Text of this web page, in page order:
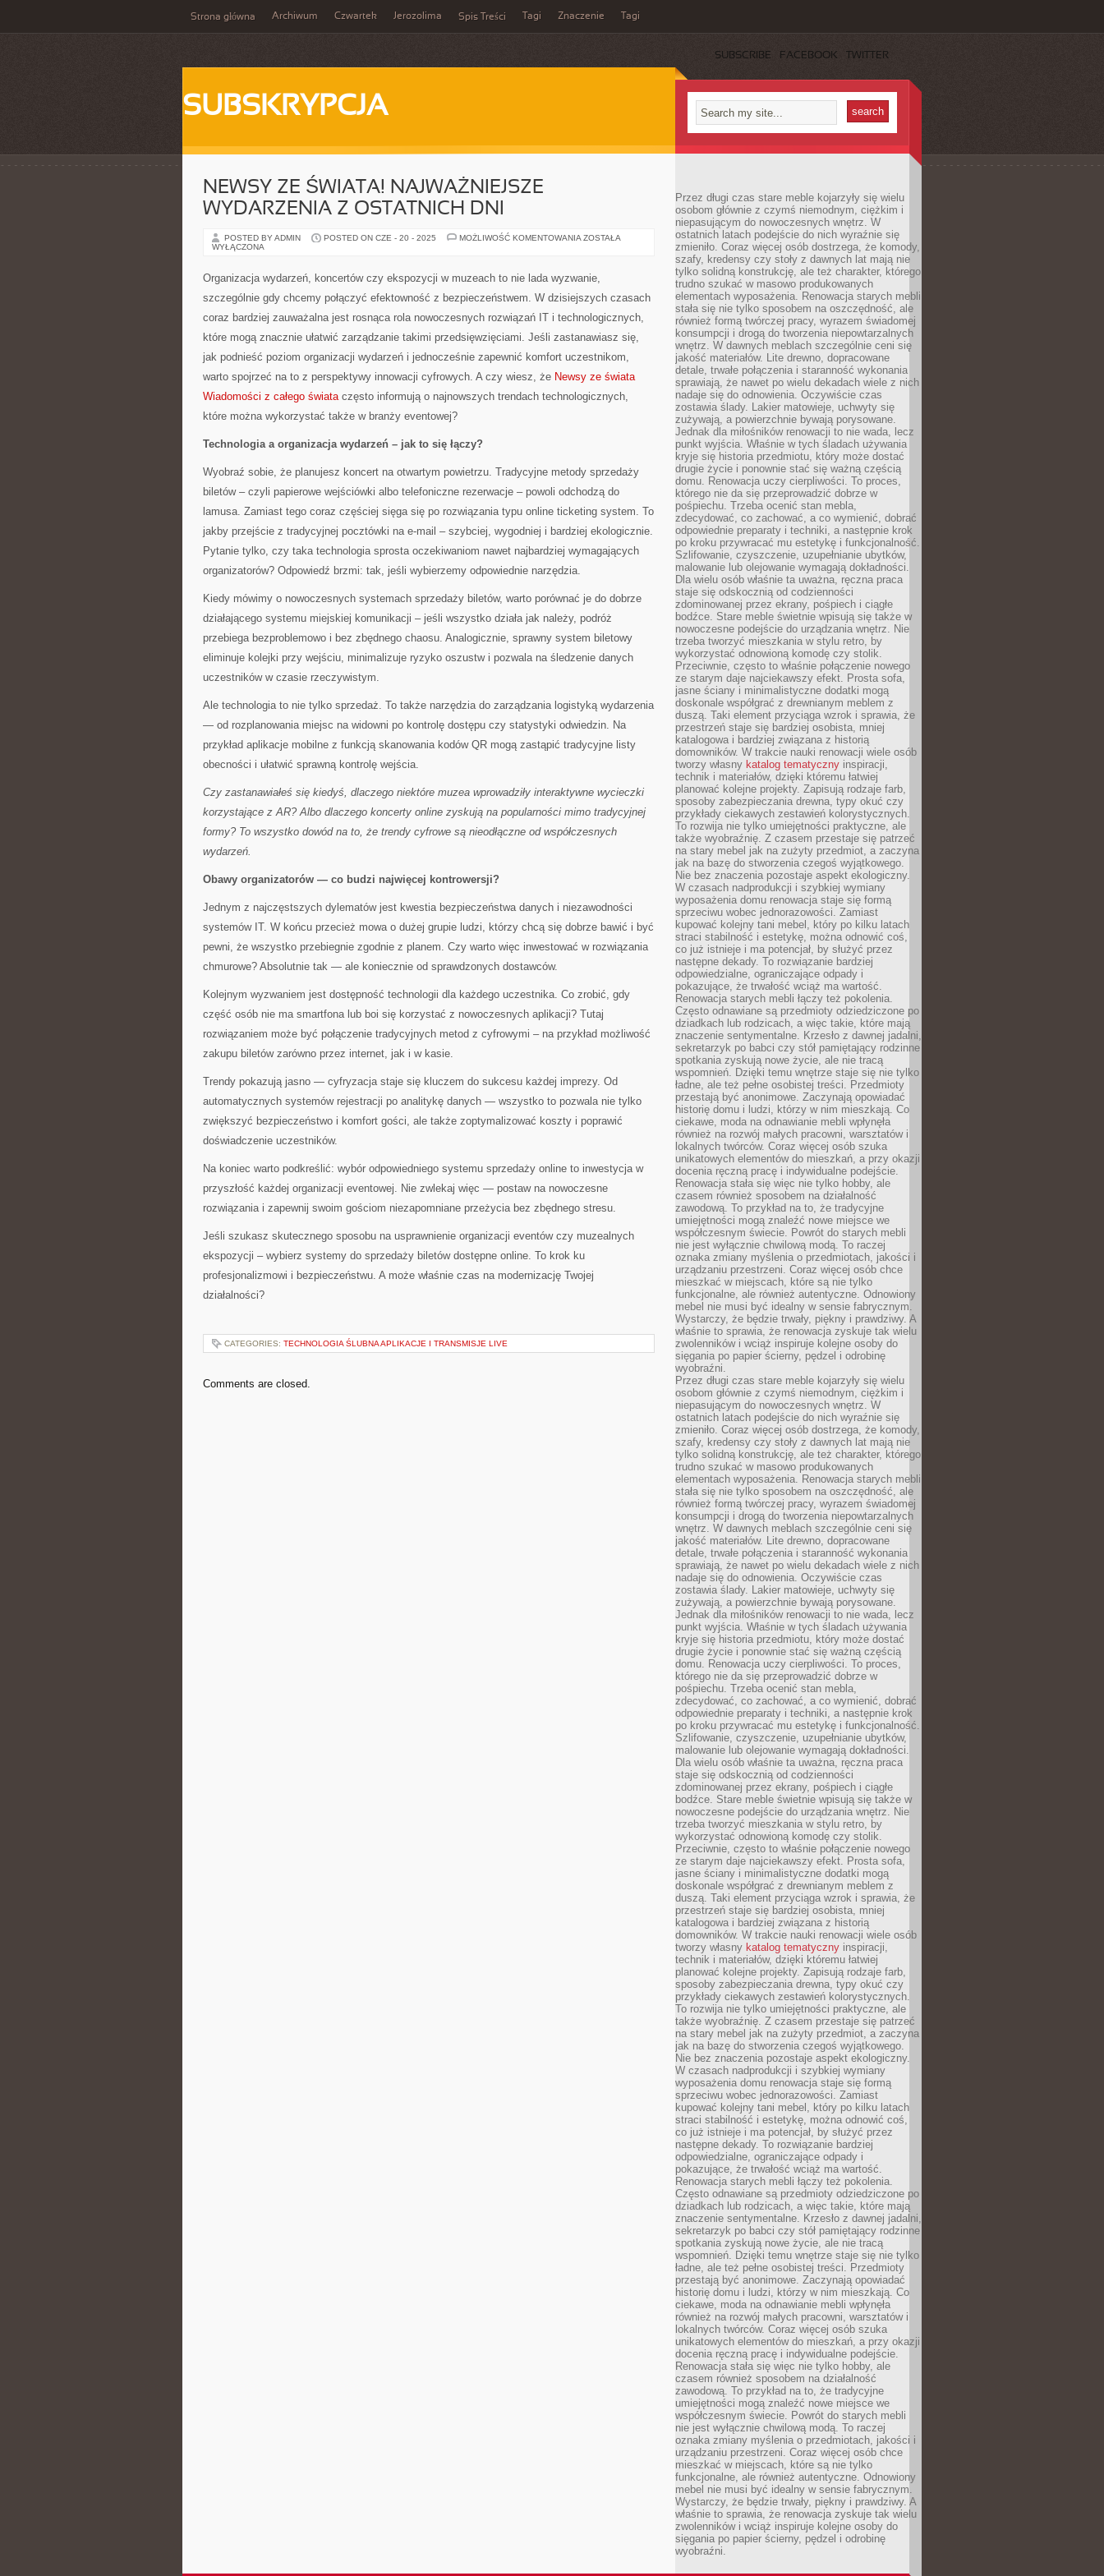
Strona główna Archiwum Czwartek Jerozolima Spis Treści Tagi Znaczenie Tagi
SUBSCRIBE FACEBOOK TWITTER
SUBSKRYPCJA
NEWSY ZE ŚWIATA! NAJWAŻNIEJSZE
WYDARZENIA Z OSTATNICH DNI
POSTED BY ADMIN POSTED ON CZE - 20 - 2025 MOŻLIWOŚĆ KOMENTOWANIA NEWSY
WYDARZENIA
Z
DNI
ZOSTAŁA
WYŁĄCZONA
Organizacja wydarzeń, koncertów czy ekspozycji w muzeach to nie lada wyzwanie,
szczególnie gdy chcemy połączyć efektowność z bezpieczeństwem. W dzisiejszych czasach
coraz bardziej zauważalna jest rosnąca rola nowoczesnych rozwiązań IT i technologicznych,
które mogą znacznie ułatwić zarządzanie takimi przedsięwzięciami. Jeśli zastanawiasz się,
jak podnieść poziom organizacji wydarzeń i jednocześnie zapewnić komfort uczestnikom,
warto spojrzeć na to z perspektywy innowacji cyfrowych. A czy wiesz, że Newsy ze świata
Wiadomości z całego świataczęsto informują o najnowszych trendach technologicznych,
które można wykorzystać także w branży eventowej?
Technologia a organizacja wydarzeń – jak to się łączy?
Wyobraź sobie, że planujesz koncert na otwartym powietrzu. Tradycyjne metody sprzedaży
biletów – czyli papierowe wejściówki albo telefoniczne rezerwacje – powoli odchodzą do
lamusa. Zamiast tego coraz częściej sięga się po rozwiązania typu online ticketing system. To
jakby przejście z tradycyjnej pocztówki na e-mail – szybciej, wygodniej i bardziej ekologicznie.
Pytanie tylko, czy taka technologia sprosta oczekiwaniom nawet najbardziej wymagających
organizatorów? Odpowiedź brzmi: tak, jeśli wybierzemy odpowiednie narzędzia.
Kiedy mówimy o nowoczesnych systemach sprzedaży biletów, warto porównać je do dobrze
działającego systemu miejskiej komunikacji – jeśli wszystko działa jak należy, podróż
przebiega bezproblemowo i bez zbędnego chaosu. Analogicznie, sprawny system biletowy
eliminuje kolejki przy wejściu, minimalizuje ryzyko oszustw i pozwala na śledzenie danych
uczestników w czasie rzeczywistym.
Ale technologia to nie tylko sprzedaż. To także narzędzia do zarządzania logistyką wydarzenia
— od rozplanowania miejsc na widowni po kontrolę dostępu czy statystyki odwiedzin. Na
przykład aplikacje mobilne z funkcją skanowania kodów QR mogą zastąpić tradycyjne listy
obecności i ułatwić sprawną kontrolę wejścia.
Czy zastanawiałeś się kiedyś, dlaczego niektóre muzea wprowadziły interaktywne wycieczki
korzystające z AR? Albo dlaczego koncerty online zyskują na popularności mimo tradycyjnej
formy? To wszystko dowód na to, że trendy cyfrowe są nieodłączne od współczesnych
wydarzeń.
Obawy organizatorów — co budzi najwięcej kontrowersji?
Jednym z najczęstszych dylematów jest kwestia bezpieczeństwa danych i niezawodności
systemów IT. W końcu przecież mowa o dużej grupie ludzi, którzy chcą się dobrze bawić i być
pewni, że wszystko przebiegnie zgodnie z planem. Czy warto więc inwestować w rozwiązania
chmurowe? Absolutnie tak — ale koniecznie od sprawdzonych dostawców.
Kolejnym wyzwaniem jest dostępność technologii dla każdego uczestnika. Co zrobić, gdy
część osób nie ma smartfona lub boi się korzystać z nowoczesnych aplikacji? Tutaj
rozwiązaniem może być połączenie tradycyjnych metod z cyfrowymi – na przykład możliwość
zakupu biletów zarówno przez internet, jak i w kasie.
Trendy pokazują jasno — cyfryzacja staje się kluczem do sukcesu każdej imprezy. Od
automatycznych systemów rejestracji po analitykę danych — wszystko to pozwala nie tylko
zwiększyć bezpieczeństwo i komfort gości, ale także zoptymalizować koszty i poprawić
doświadczenie uczestników.
Na koniec warto podkreślić: wybór odpowiedniego systemu sprzedaży online to inwestycja w
przyszłość każdej organizacji eventowej. Nie zwlekaj więc — postaw na nowoczesne
rozwiązania i zapewnij swoim gościom niezapomniane przeżycia bez zbędnego stresu.
Jeśli szukasz skutecznego sposobu na usprawnienie organizacji eventów czy muzealnych
ekspozycji – wybierz systemy do sprzedaży biletów dostępne online. To krok ku
profesjonalizmowi i bezpieczeństwu. A może właśnie czas na modernizację Twojej
działalności?
CATEGORIES: TECHNOLOGIA ŚLUBNA APLIKACJE I TRANSMISJE LIVE
Comments are closed.
Przez długi czas stare meble kojarzyły się wielu
osobom głównie z czymś niemodnym, ciężkim i
niepasującym do nowoczesnych wnętrz. W
ostatnich latach podejście do nich wyraźnie się
zmieniło. Coraz więcej osób dostrzega, że komody,
szafy, kredensy czy stoły z dawnych lat mają nie
tylko solidną konstrukcję, ale też charakter, którego
trudno szukać w masowo produkowanych
elementach wyposażenia. Renowacja starych mebli
stała się nie tylko sposobem na oszczędność, ale
również formą twórczej pracy, wyrazem świadomej
konsumpcji i drogą do tworzenia niepowtarzalnych
wnętrz. W dawnych meblach szczególnie ceni się
jakość materiałów. Lite drewno, dopracowane
detale, trwałe połączenia i staranność wykonania
sprawiają, że nawet po wielu dekadach wiele z nich
nadaje się do odnowienia. Oczywiście czas
zostawia ślady. Lakier matowieje, uchwyty się
zużywają, a powierzchnie bywają porysowane.
Jednak dla miłośników renowacji to nie wada, lecz
punkt wyjścia. Właśnie w tych śladach używania
kryje się historia przedmiotu, który może dostać
drugie życie i ponownie stać się ważną częścią
domu. Renowacja uczy cierpliwości. To proces,
którego nie da się przeprowadzić dobrze w
pośpiechu. Trzeba ocenić stan mebla,
zdecydować, co zachować, a co wymienić, dobrać
odpowiednie preparaty i techniki, a następnie krok
po kroku przywracać mu estetykę i funkcjonalność.
Szlifowanie, czyszczenie, uzupełnianie ubytków,
malowanie lub olejowanie wymagają dokładności.
Dla wielu osób właśnie ta uważna, ręczna praca
staje się odskocznią od codzienności
zdominowanej przez ekrany, pośpiech i ciągłe
bodźce. Stare meble świetnie wpisują się także w
nowoczesne podejście do urządzania wnętrz. Nie
trzeba tworzyć mieszkania w stylu retro, by
wykorzystać odnowioną komodę czy stolik.
Przeciwnie, często to właśnie połączenie nowego
ze starym daje najciekawszy efekt. Prosta sofa,
jasne ściany i minimalistyczne dodatki mogą
doskonale współgrać z drewnianym meblem z
duszą. Taki element przyciąga wzrok i sprawia, że
przestrzeń staje się bardziej osobista, mniej
katalogowa i bardziej związana z historią
domowników. W trakcie nauki renowacji wiele osób
tworzy własny katalog tematyczny inspiracji,
technik i materiałów, dzięki któremu łatwiej
planować kolejne projekty. Zapisują rodzaje farb,
sposoby zabezpieczania drewna, typy okuć czy
przykłady ciekawych zestawień kolorystycznych.
To rozwija nie tylko umiejętności praktyczne, ale
także wyobraźnię. Z czasem przestaje się patrzeć
na stary mebel jak na zużyty przedmiot, a zaczyna
jak na bazę do stworzenia czegoś wyjątkowego.
Nie bez znaczenia pozostaje aspekt ekologiczny.
W czasach nadprodukcji i szybkiej wymiany
wyposażenia domu renowacja staje się formą
sprzeciwu wobec jednorazowości. Zamiast
kupować kolejny tani mebel, który po kilku latach
straci stabilność i estetykę, można odnowić coś,
co już istnieje i ma potencjał, by służyć przez
następne dekady. To rozwiązanie bardziej
odpowiedzialne, ograniczające odpady i
pokazujące, że trwałość wciąż ma wartość.
Renowacja starych mebli łączy też pokolenia.
Często odnawiane są przedmioty odziedziczone po
dziadkach lub rodzicach, a więc takie, które mają
znaczenie sentymentalne. Krzesło z dawnej jadalni,
sekretarzyk po babci czy stół pamiętający rodzinne
spotkania zyskują nowe życie, ale nie tracą
wspomnień. Dzięki temu wnętrze staje się nie tylko
ładne, ale też pełne osobistej treści. Przedmioty
przestają być anonimowe. Zaczynają opowiadać
historię domu i ludzi, którzy w nim mieszkają. Co
ciekawe, moda na odnawianie mebli wpłynęła
również na rozwój małych pracowni, warsztatów i
lokalnych twórców. Coraz więcej osób szuka
unikatowych elementów do mieszkań, a przy okazji
docenia ręczną pracę i indywidualne podejście.
Renowacja stała się więc nie tylko hobby, ale
czasem również sposobem na działalność
zawodową. To przykład na to, że tradycyjne
umiejętności mogą znaleźć nowe miejsce we
współczesnym świecie. Powrót do starych mebli
nie jest wyłącznie chwilową modą. To raczej
oznaka zmiany myślenia o przedmiotach, jakości i
urządzaniu przestrzeni. Coraz więcej osób chce
mieszkać w miejscach, które są nie tylko
funkcjonalne, ale również autentyczne. Odnowiony
mebel nie musi być idealny w sensie fabrycznym.
Wystarczy, że będzie trwały, piękny i prawdziwy. A
właśnie to sprawia, że renowacja zyskuje tak wielu
zwolenników i wciąż inspiruje kolejne osoby do
sięgania po papier ścierny, pędzel i odrobinę
wyobraźni.
Przez długi czas stare meble kojarzyły się wielu
osobom głównie z czymś niemodnym, ciężkim i
niepasującym do nowoczesnych wnętrz. W
ostatnich latach podejście do nich wyraźnie się
zmieniło. Coraz więcej osób dostrzega, że komody,
szafy, kredensy czy stoły z dawnych lat mają nie
tylko solidną konstrukcję, ale też charakter, którego
trudno szukać w masowo produkowanych
elementach wyposażenia. Renowacja starych mebli
stała się nie tylko sposobem na oszczędność, ale
również formą twórczej pracy, wyrazem świadomej
konsumpcji i drogą do tworzenia niepowtarzalnych
wnętrz. W dawnych meblach szczególnie ceni się
jakość materiałów. Lite drewno, dopracowane
detale, trwałe połączenia i staranność wykonania
sprawiają, że nawet po wielu dekadach wiele z nich
nadaje się do odnowienia. Oczywiście czas
zostawia ślady. Lakier matowieje, uchwyty się
zużywają, a powierzchnie bywają porysowane.
Jednak dla miłośników renowacji to nie wada, lecz
punkt wyjścia. Właśnie w tych śladach używania
kryje się historia przedmiotu, który może dostać
drugie życie i ponownie stać się ważną częścią
domu. Renowacja uczy cierpliwości. To proces,
którego nie da się przeprowadzić dobrze w
pośpiechu. Trzeba ocenić stan mebla,
zdecydować, co zachować, a co wymienić, dobrać
odpowiednie preparaty i techniki, a następnie krok
po kroku przywracać mu estetykę i funkcjonalność.
Szlifowanie, czyszczenie, uzupełnianie ubytków,
malowanie lub olejowanie wymagają dokładności.
Dla wielu osób właśnie ta uważna, ręczna praca
staje się odskocznią od codzienności
zdominowanej przez ekrany, pośpiech i ciągłe
bodźce. Stare meble świetnie wpisują się także w
nowoczesne podejście do urządzania wnętrz. Nie
trzeba tworzyć mieszkania w stylu retro, by
wykorzystać odnowioną komodę czy stolik.
Przeciwnie, często to właśnie połączenie nowego
ze starym daje najciekawszy efekt. Prosta sofa,
jasne ściany i minimalistyczne dodatki mogą
doskonale współgrać z drewnianym meblem z
duszą. Taki element przyciąga wzrok i sprawia, że
przestrzeń staje się bardziej osobista, mniej
katalogowa i bardziej związana z historią
domowników. W trakcie nauki renowacji wiele osób
tworzy własny katalog tematyczny inspiracji,
technik i materiałów, dzięki któremu łatwiej
planować kolejne projekty. Zapisują rodzaje farb,
sposoby zabezpieczania drewna, typy okuć czy
przykłady ciekawych zestawień kolorystycznych.
To rozwija nie tylko umiejętności praktyczne, ale
także wyobraźnię. Z czasem przestaje się patrzeć
na stary mebel jak na zużyty przedmiot, a zaczyna
jak na bazę do stworzenia czegoś wyjątkowego.
Nie bez znaczenia pozostaje aspekt ekologiczny.
W czasach nadprodukcji i szybkiej wymiany
wyposażenia domu renowacja staje się formą
sprzeciwu wobec jednorazowości. Zamiast
kupować kolejny tani mebel, który po kilku latach
straci stabilność i estetykę, można odnowić coś,
co już istnieje i ma potencjał, by służyć przez
następne dekady. To rozwiązanie bardziej
odpowiedzialne, ograniczające odpady i
pokazujące, że trwałość wciąż ma wartość.
Renowacja starych mebli łączy też pokolenia.
Często odnawiane są przedmioty odziedziczone po
dziadkach lub rodzicach, a więc takie, które mają
znaczenie sentymentalne. Krzesło z dawnej jadalni,
sekretarzyk po babci czy stół pamiętający rodzinne
spotkania zyskują nowe życie, ale nie tracą
wspomnień. Dzięki temu wnętrze staje się nie tylko
ładne, ale też pełne osobistej treści. Przedmioty
przestają być anonimowe. Zaczynają opowiadać
historię domu i ludzi, którzy w nim mieszkają. Co
ciekawe, moda na odnawianie mebli wpłynęła
również na rozwój małych pracowni, warsztatów i
lokalnych twórców. Coraz więcej osób szuka
unikatowych elementów do mieszkań, a przy okazji
docenia ręczną pracę i indywidualne podejście.
Renowacja stała się więc nie tylko hobby, ale
czasem również sposobem na działalność
zawodową. To przykład na to, że tradycyjne
umiejętności mogą znaleźć nowe miejsce we
współczesnym świecie. Powrót do starych mebli
nie jest wyłącznie chwilową modą. To raczej
oznaka zmiany myślenia o przedmiotach, jakości i
urządzaniu przestrzeni. Coraz więcej osób chce
mieszkać w miejscach, które są nie tylko
funkcjonalne, ale również autentyczne. Odnowiony
mebel nie musi być idealny w sensie fabrycznym.
Wystarczy, że będzie trwały, piękny i prawdziwy. A
właśnie to sprawia, że renowacja zyskuje tak wielu
zwolenników i wciąż inspiruje kolejne osoby do
sięgania po papier ścierny, pędzel i odrobinę
wyobraźni.